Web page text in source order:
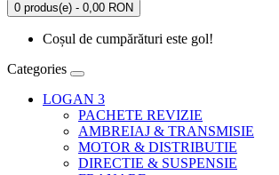
0 produs(e) - 0,00 RON
Coșul de cumpărături este gol!
Categories
LOGAN 3
PACHETE REVIZIE
AMBREIAJ & TRANSMISIE
MOTOR & DISTRIBUTIE
DIRECTIE & SUSPENSIE